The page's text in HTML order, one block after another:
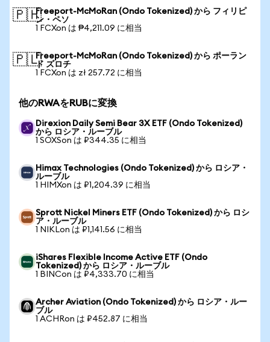
🇵🇭Freeport-McMoRan (Ondo Tokenized) から フィリピ
ン・ペソ
1 FCXon は ₱4,211.09 に相当
🇵🇱Freeport-McMoRan (Ondo Tokenized) から ポーラン
ド ズロチ
1 FCXon は zł 257.72 に相当
他のRWAをRUBに変換
Direxion Daily Semi Bear 3X ETF (Ondo Tokenized)
から ロシア・ルーブル
1 SOXSon は ₽344.35 に相当
Himax Technologies (Ondo Tokenized) から ロシア・
ルーブル
1 HIMXon は ₽1,204.39 に相当
Sprott Nickel Miners ETF (Ondo Tokenized) から ロシ
ア・ルーブル
1 NIKLon は ₽1,141.56 に相当
iShares Flexible Income Active ETF (Ondo
Tokenized) から ロシア・ルーブル
1 BINCon は ₽4,333.70 に相当
Archer Aviation (Ondo Tokenized) から ロシア・ルー
ブル
1 ACHRon は ₽452.87 に相当